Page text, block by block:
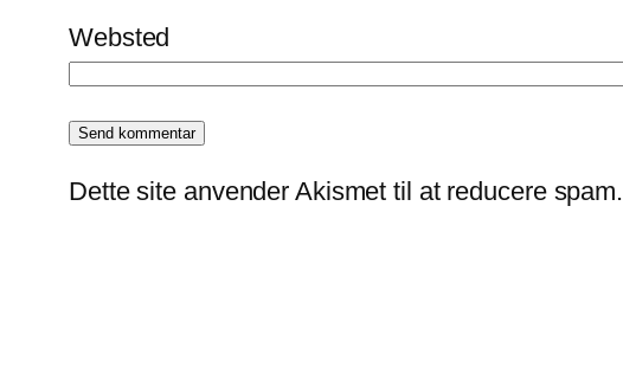
Websted
Dette site anvender Akismet til at reducere spam.